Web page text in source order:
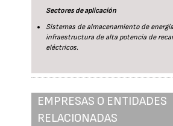
Sectores de aplicación
Sistemas de almacenamiento de
infraestructura de alta potencia de
eléctricos.
EMPRESAS O ENTIDADES
RELACIONADAS